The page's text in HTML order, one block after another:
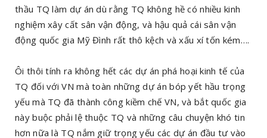
thầu TQ làm dự án dù rằng TQ không hề có nhiều kinh
nghiệm xây cất sân vận động, và hậu quả cái sân vận
động quốc gia Mỹ Đình rất thô kệch và xấu xí tốn kém….
Ôi thôi tính ra không hết các dự án phá hoại kinh tế của
TQ đối với VN mà toàn những dự án bóp yết hầu trọng
yếu mà TQ đã thành công kiềm chế VN, và bắt quốc gia
này buộc phải lệ thuộc TQ và những câu chuyện khó tin
hơn nữa là TQ nắm giữ trọng yếu các dự án đầu tư vào